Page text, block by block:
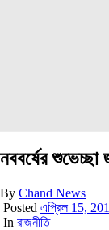
নববর্ষের শুভেচ্ছা
By Chand News
Posted এপ্রিল 15,
In রাজনীতি